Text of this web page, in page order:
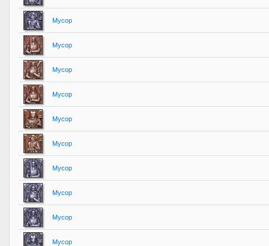
Мусор
Мусор
Мусор
Мусор
Мусор
Мусор
Мусор
Мусор
Мусор
Мусор